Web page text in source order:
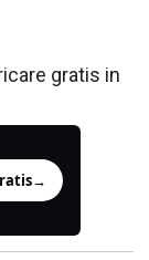
gratis in
→